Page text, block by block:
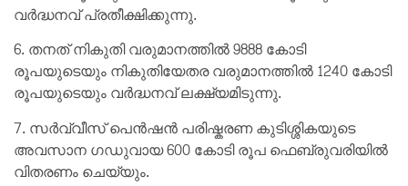
വർദ്ധനവ് പ്രതീക്ഷിക്കുന്നു.
6. തനത് നികുതി വരുമാനത്തിൽ 9888 കോടി
രൂപയുടെയും നികുതിയേതര വരുമാനത്തിൽ 1240 കോടി
രൂപയുടെയും വർദ്ധനവ് ലക്ഷ്യമിടുന്നു.
7. സർവ്വീസ് പെൻഷൻ പരിഷ്കരണ കുടിശ്ശികയുടെ
അവസാന ഗഡുവായ 600 കോടി രൂപ ഫെബ്രുവരിയിൽ
വിതരണം ചെയ്യും.